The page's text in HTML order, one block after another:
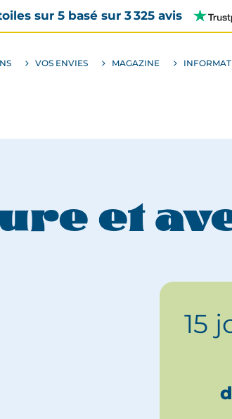
sur 5 basé sur 3 325 avis
VOS ENVIES MAGAZINE
et
15